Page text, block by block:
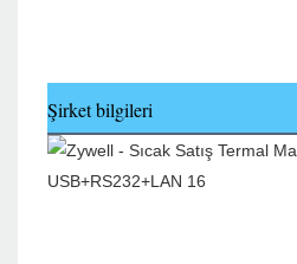
Şirket bilgileri